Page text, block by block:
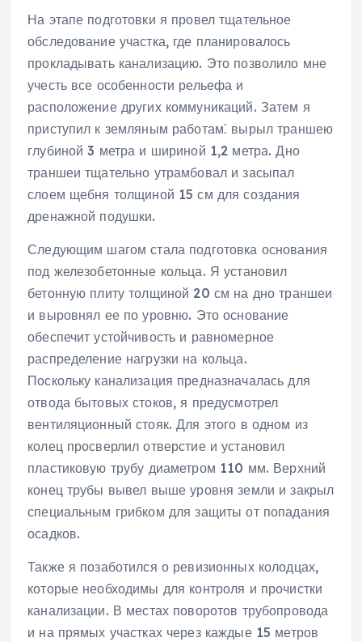
На этапе подготовки я провел тщательное
обследование участка, где планировалось
прокладывать канализацию. Это позволило мне
учесть все особенности рельефа и
расположение других коммуникаций. Затем я
приступил к земляным работам⁚ вырыл траншею
глубиной 3 метра и шириной 1,2 метра. Дно
траншеи тщательно утрамбовал и засыпал
слоем щебня толщиной 15 см для создания
дренажной подушки.
Следующим шагом стала подготовка основания
под железобетонные кольца. Я установил
бетонную плиту толщиной 20 см на дно траншеи
и выровнял ее по уровню. Это основание
обеспечит устойчивость и равномерное
распределение нагрузки на кольца.
Поскольку канализация предназначалась для
отвода бытовых стоков, я предусмотрел
вентиляционный стояк. Для этого в одном из
колец просверлил отверстие и установил
пластиковую трубу диаметром 110 мм. Верхний
конец трубы вывел выше уровня земли и закрыл
специальным грибком для защиты от попадания
осадков.
Также я позаботился о ревизионных колодцах,
которые необходимы для контроля и прочистки
канализации. В местах поворотов трубопровода
и на прямых участках через каждые 15 метров